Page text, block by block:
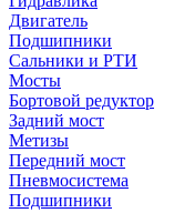
Двигатель
Подшипники
Сальники и РТИ
Мосты
Бортовой редуктор
Задний мост
Метизы
Передний мост
Пневмосистема
Подшипники